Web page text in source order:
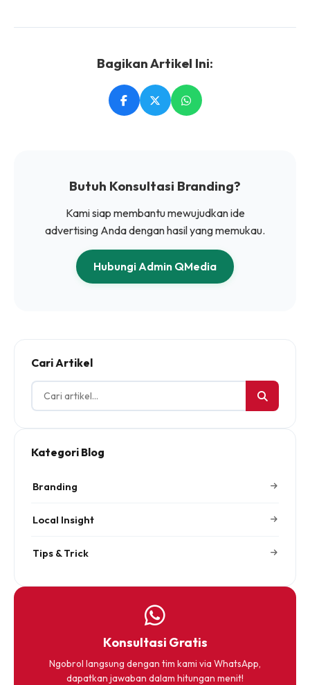
Bagikan Artikel Ini:
Butuh Konsultasi Branding?
Kami siap membantu mewujudkan ide
advertising Anda dengan hasil yang memukau.
Hubungi Admin QMedia
Cari Artikel
Kategori Blog
Branding
Local Insight
Tips & Trick
Konsultasi Gratis
Ngobrol langsung dengan tim kami via WhatsApp,
dapatkan jawaban dalam hitungan menit!